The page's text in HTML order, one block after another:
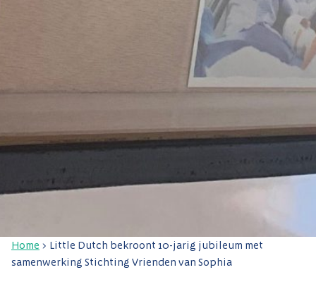
Home > Little Dutch bekroont 10-jarig jubileum met
samenwerking Stichting Vrienden van Sophia